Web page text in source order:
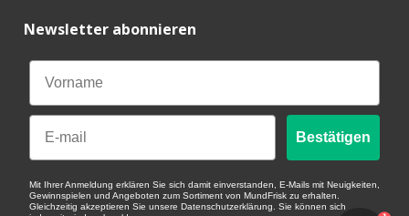
Newsletter abonnieren
Email
Bestätigen
Mit Ihrer Anmeldung erklären Sie sich damit einverstanden, E-Mails mit Neuigkeiten,
Gewinnspielen und Angeboten zum Sortiment von MundFrisk zu erhalten.
Gleichzeitig akzeptieren Sie unsere Datenschutzerklärung. Sie können sich